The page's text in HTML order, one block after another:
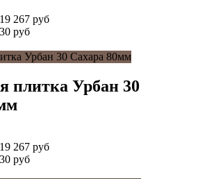
19 267 руб
руб
плитка Урбан 30
19 267 руб
руб